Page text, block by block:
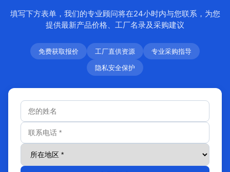
填写下方表单，我们的专业顾问将在24小时内与您联系，为您
提供最新产品价格、工厂名录及采购建议
免费获取报价 工厂直供资源
专业采购指导
隐私安全保护